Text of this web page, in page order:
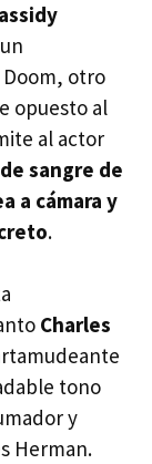
otro
opuesto al
al actor
sangre de
a cámara y
.
Charles
tono
y
Herman.